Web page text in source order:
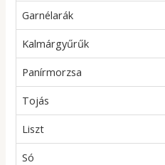
Garnélarák
Kalmárgyűrűk
Panírmorzsa
Tojás
Liszt
Só